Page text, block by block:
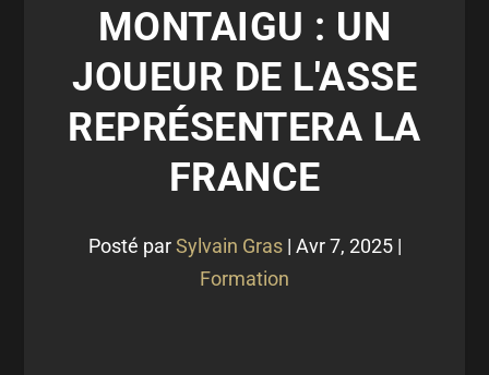
MONTAIGU : UN
JOUEUR DE L'ASSE
REPRÉSENTERA LA
FRANCE
Posté parSylvain Gras| Avr 7, 2025|
Formation